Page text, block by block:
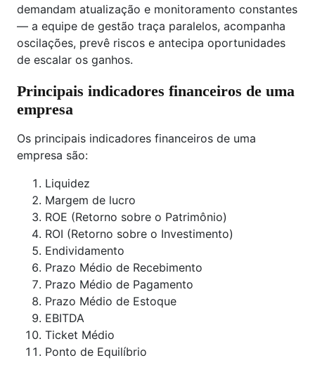
demandam atualização e monitoramento constantes
— a equipe de gestão traça paralelos, acompanha
oscilações, prevê riscos e antecipa oportunidades
de escalar os ganhos.
Principais indicadores financeiros de uma
empresa
Os principais indicadores financeiros de uma
empresa são:
Liquidez
Margem de lucro
ROE (Retorno sobre o Patrimônio)
ROI (Retorno sobre o Investimento)
Endividamento
Prazo Médio de Recebimento
Prazo Médio de Pagamento
Prazo Médio de Estoque
EBITDA
Ticket Médio
Ponto de Equilíbrio